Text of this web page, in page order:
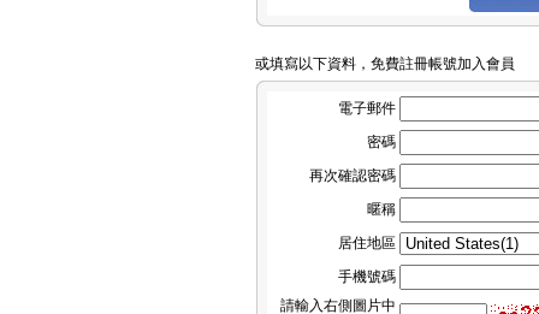
或填寫以下資料，免費註冊帳號加入會員
電子郵件
密碼
再次確認密碼
暱稱
居住地區
手機號碼
請輸入右側圖片中